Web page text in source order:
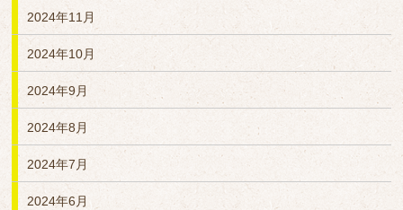
2024年11月
2024年10月
2024年9月
2024年8月
2024年7月
2024年6月